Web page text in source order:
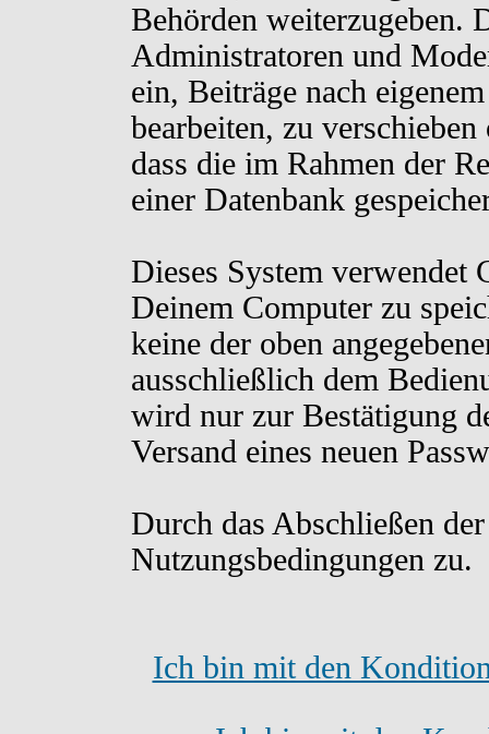
Behörden weiterzugeben.
Administratoren und
ein, Beiträge nach
bearbeiten, zu
dass die im Rahmen der
einer Datenbank
Dieses System verwendet
Deinem Computer zu
keine der oben
ausschließlich dem
wird nur zur Bestätigung
Versand eines neuen
Durch das Abschließen
Nutzungsbedingungen zu.
Ich bin mit den